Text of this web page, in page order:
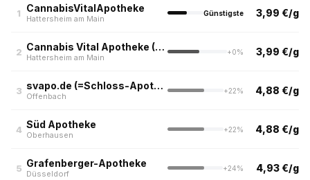
1 CannabisVitalApotheke
Hattersheim am Main
Günstigste 3,99 €/g
2 Cannabis Vital Apotheke (=Rosen Apotheke im Center)
Hattersheim am Main
+0% 3,99 €/g
3 svapo.de (=Schloss-Apotheke)
Offenbach
+22% 4,88 €/g
4 Süd Apotheke
Oberhausen
+22% 4,88 €/g
5 Grafenberger-Apotheke
Düsseldorf
+24% 4,93 €/g